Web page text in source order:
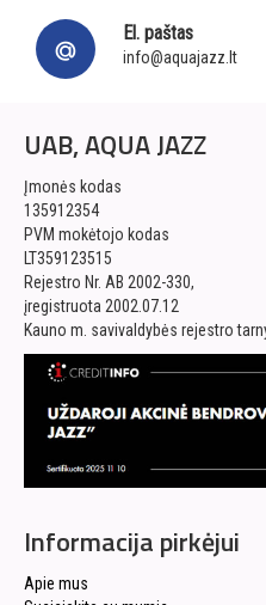
El. paštas
info@aquajazz.lt
UAB, AQUA JAZZ
Įmonės kodas
135912354
PVM mokėtojo kodas
LT359123515
Rejestro Nr. AB 2002-330,
įregistruota 2002.07.12
Kauno m. savivaldybės rejestro
Informacija pirkėjui
Apie mus